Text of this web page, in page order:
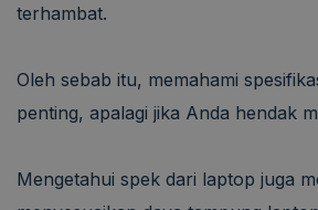
terhambat.
Oleh sebab itu, memahami
penting, apalagi jika Anda hendak
Mengetahui spek dari laptop juga